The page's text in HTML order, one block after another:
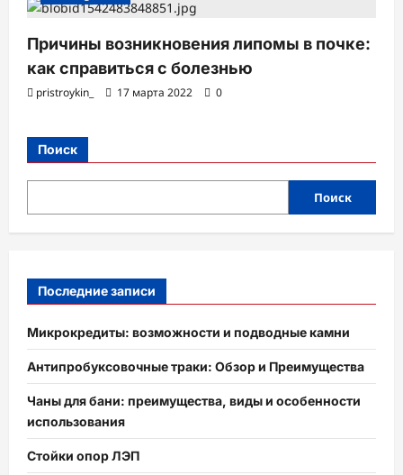
Причины возникновения липомы в почке:
как справиться с болезнью
pristroykin_ 17 марта 2022 0
Поиск
Поиск
Последние записи
Микрокредиты: возможности и подводные камни
Антипробуксовочные траки: Обзор и Преимущества
Чаны для бани: преимущества, виды и особенности
использования
Стойки опор ЛЭП